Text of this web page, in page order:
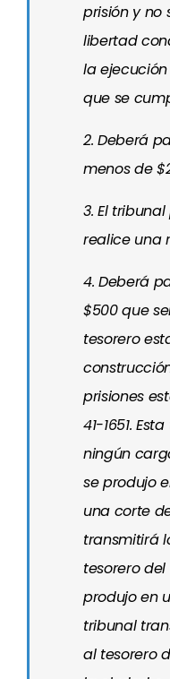
prisión y no
libertad
la
que se
2. Deberá
menos de
3. El
realice una
4. Deberá
$500 que
tesorero
prisiones
41-1651.
ningún
se produjo
una corte
transmitirá
tesorero
produjo en
tribunal
al tesorero